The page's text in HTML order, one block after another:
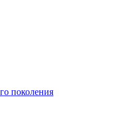
поколения